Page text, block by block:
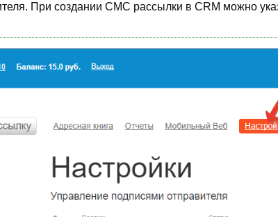
При создании СМС рассылки в CRM можно